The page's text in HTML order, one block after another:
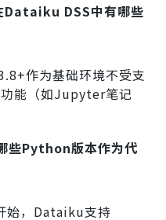
DSS中有哪些
作为基础环境不受支
能（如Jupyter笔记
些Python版本作为代
始，Dataiku支持